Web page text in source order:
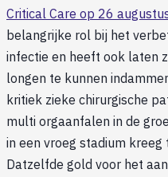
Critical Care op 26
belangrijke rol bij het
infectie en heeft ook laten
longen te kunnen
kritiek zieke chirurgische
multi orgaanfalen in de
in een vroeg stadium kreeg
Datzelfde gold voor het